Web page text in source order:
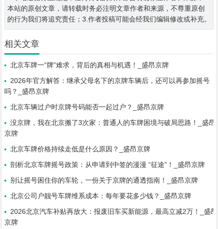
本站的原创文章，请转载时务必注明文章作者和来源，不尊重原创
的行为我们将追究责任；3.作者投稿可能会经我们编辑修改或补充。
相关文章
北京车牌一“牌”难求，背后的真相与机遇！_盛昂京牌
2026年官方解答：继承父母名下的京牌车辆后，还可以再参加摇号
吗？_盛昂京牌
北京车辆过户时京牌号码能否一起过户？_盛昂京牌
没京牌，我在北京搬了3次家：普通人的车牌困境与破局思路！_盛昂
京牌
北京车牌价格持续走低是什么原因？_盛昂京牌
剖析北京车牌摇号政策：从申请到中签的漫漫 “征途”！_盛昂京牌
别让摇号困住你的车轮，一份关于京牌的通透指南！_盛昂京牌
北京公司户靓号车牌维系成本：每年要花多少钱？_盛昂京牌
2026北京汽车补贴再放大：报废旧车买新能源，最高立减2万！_盛昂
京牌